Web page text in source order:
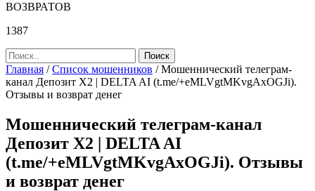
ВОЗВРАТОВ
1387
Главная /Список мошенников /Мошеннический телеграм-
канал Депозит Х2 | DELTA AI (t.me/+eMLVgtMKvgAxOGJi).
Отзывы и возврат денег
Мошеннический телеграм-канал
Депозит Х2 | DELTA AI
(t.me/+eMLVgtMKvgAxOGJi). Отзывы
и возврат денег